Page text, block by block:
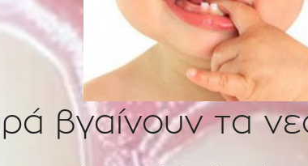
βγαίνουν τα